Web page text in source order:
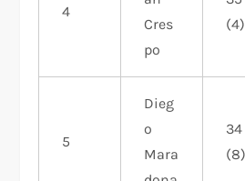
4
Cres
po
(4)
5
Dieg
o
Mara
34
(8)